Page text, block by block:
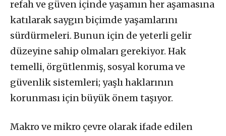
refah ve güven içinde yaşamın her aşamasına
katılarak saygın biçimde yaşamlarını
sürdürmeleri. Bunun için de yeterli gelir
düzeyine sahip olmaları gerekiyor. Hak
temelli, örgütlenmiş, sosyal koruma ve
güvenlik sistemleri; yaşlı haklarının
korunması için büyük önem taşıyor.
Makro ve mikro çevre olarak ifade edilen